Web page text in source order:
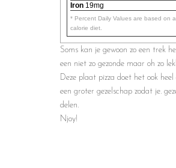
Iron 19mg
* Percent Daily Values are based on
calorie diet.
Soms kan je gewoon zo een trek
een niet zo gezonde maar oh zo
Deze plaat pizza doet het ook
een groter gezelschap zodat je.
delen.
Njoy!